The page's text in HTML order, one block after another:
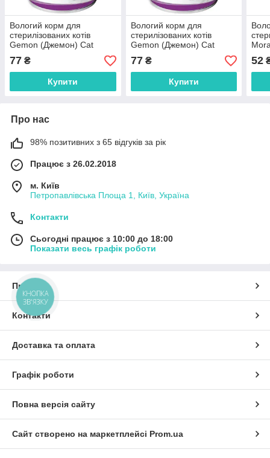
Вологий корм для
стерилізованих котів
Gemon (Джемон) Cat
Sterilised шматочки в желе
з тунцем та океанічною
рибою 415 г
77 ₴
Купити
Вологий корм для
стерилізованих котів
Gemon (Джемон) Cat
Sterilised шматочки в желе
з яловичиною 415 г
77₴
Купити
52
Про нас
98% позитивних з 65 відгуків за рік
Працює з 26.02.2018
м. Київ
Петропавлівська Площа 1, Київ, Україна
Контакти
Сьогодні працює з 10:00 до 18:00
Показати весь графік роботи
Про нас
Контакти
Доставка та оплата
Графік роботи
Повна версія сайту
Сайт створено на маркетплейсі Prom.ua
КНОПКА
ЗВ'ЯЗКУ